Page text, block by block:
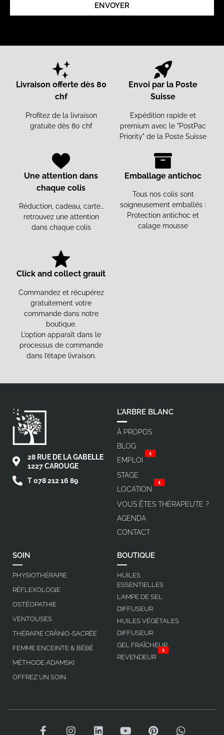
ENVOYER
Livraison offerte dès 80
chf
Profitez de la livraison
gratuite dès 80 chf
Emballage antichoc
Tous nos colis sont
soigneusement emballés :
Protection antichoc et
calage mousse
Une attention dans
chaque colis
Réduction, cadeau, carte…
retrouvez une attention
dans chaque colis
Click and collect grauit
Commandez et récupérez
gratuitement votre
commande dans notre
boutique.
L’option apparaît dans le
processus de commande
dans l’étape livraison.
Envoi par la Poste
Suisse
Expédition rapide et
premium avec le "PostPac
Priority" de la Poste Suisse
28 RUE DE LA GABELLE
1227 CAROUGE
T 078 212 16 89
L'ARBRE BLANC
À PROPOS
BLOG
EMPLOI
1
STAGE
LOCATION
1
VOUS ÊTES THÉRAPEUTE ?
AGENDA
CONTACT
SOIN
PHYSIOTHÉRAPIE
RÉFLEXOLOGIE
OSTÉOPATHIE
VENTOUSES
THÉRAPIE CRÂNIO-SACRÉE
FEMME ENCEINTE & BÉBÉ
MÉTHODE ADAMSKI
OFFREZ UN SOIN
BOUTIQUE
HUILES
ESSENTIELLES
LAMPE DE SEL
DIFFUSEUR
HUILES VÉGÉTALES
DIFFUSEUR
GEL FRAÎCHEUR
REVENDEUR
1